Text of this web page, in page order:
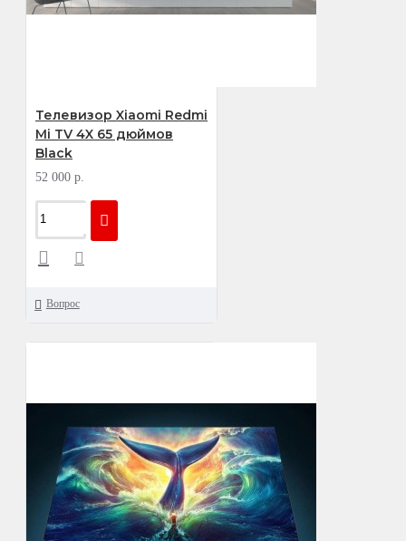
Телевизор Xiaomi Redmi
Mi TV 4X 65 дюймов
Black
52 000 р.
Вопрос